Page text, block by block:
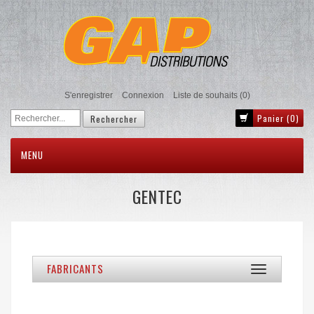
S'enregistrer Connexion Liste de souhaits (0)
Panier (0)
MENU
GENTEC
Toggle
navigation
FABRICANTS